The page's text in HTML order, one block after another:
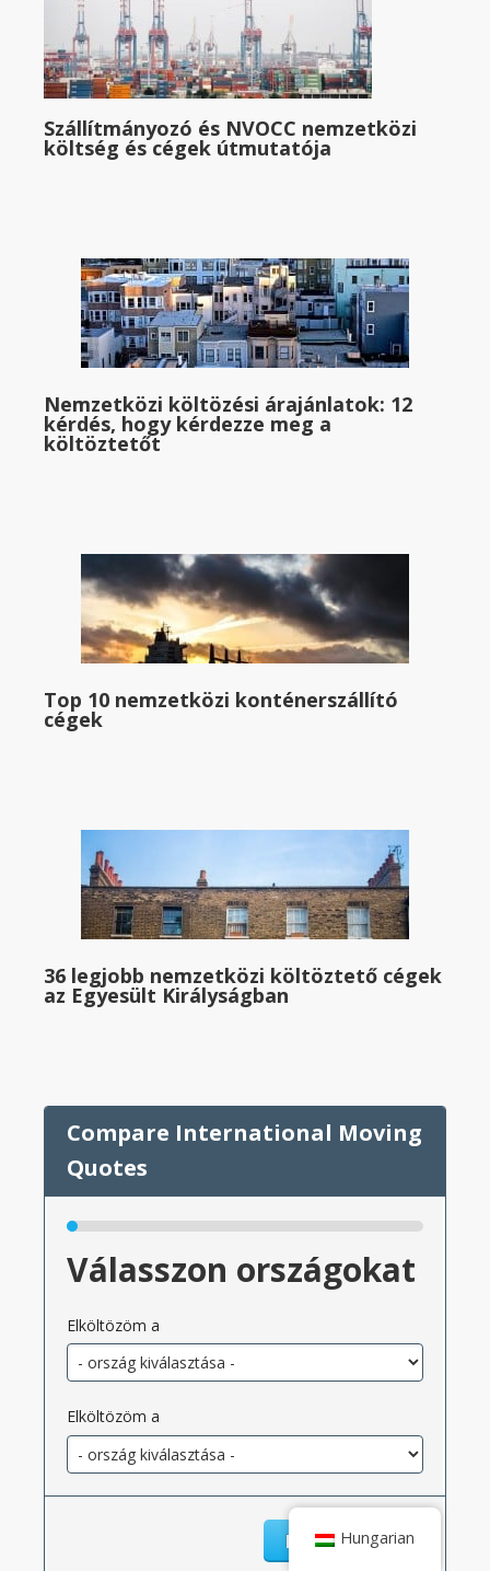
Szállítmányozó és NVOCC nemzetközi
költség és cégek útmutatója
Nemzetközi költözési árajánlatok: 12
kérdés, hogy kérdezze meg a
költöztetőt
Top 10 nemzetközi konténerszállító
cégek
36 legjobb nemzetközi költöztető cégek
az Egyesült Királyságban
Válasszon országokat
Elköltözöm a
Elköltözöm a
Következő
Hungarian